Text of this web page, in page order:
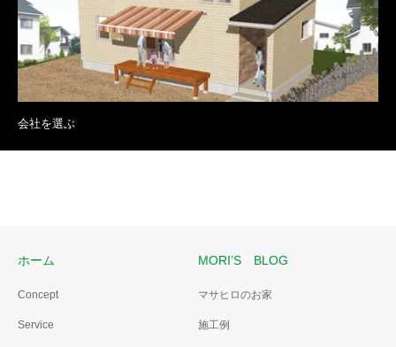
会社を選ぶ
ホーム
Concept
Service
MORI’S BLOG
マサヒロのお家
施工例